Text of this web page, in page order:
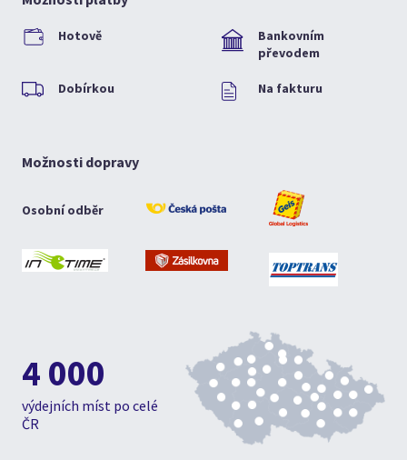
Hotově
Bankovním
převodem
Dobírkou Na fakturu
Možnosti dopravy
Osobní odběr
4 000
výdejních míst po celé
ČR